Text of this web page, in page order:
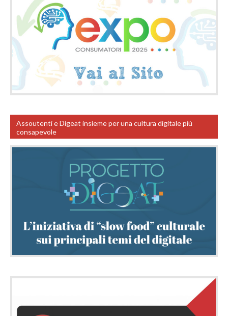
Assoutenti e Digeat insieme per una cultura digitale più
consapevole